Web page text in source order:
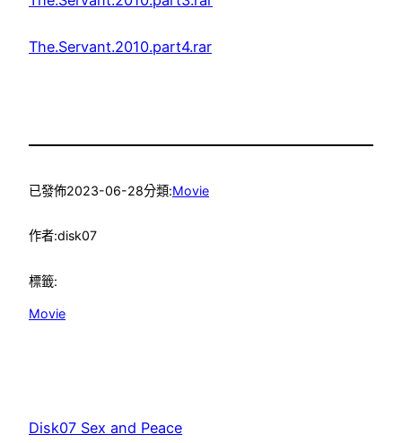
The.Servant.2010.part4.rar
已發佈2023-06-28分類:Movie
作者:disk07
標籤:
Movie
Disk07 Sex and Peace